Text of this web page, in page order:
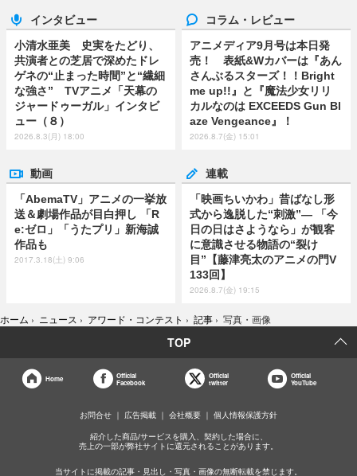
インタビュー
小清水亜美 史実をたどり、
共演者との芝居で深めたドレ
ゲネの“止まった時間”と“繊細
な強さ” TVアニメ「天幕の
ジャードゥーガル」インタビ
ュー（８）
2026.8.3(月) 18:00
コラム・レビュー
アニメディア9月号は本日発
売！ 表紙&Wカバーは『あん
さんぶるスターズ！！Bright
me up!!』と『魔法少女リリ
カルなのは EXCEEDS Gun Bl
aze Vengeance』！
2026.8.7(金) 15:01
動画
「AbemaTV」アニメの一挙放
送＆劇場作品が目白押し 「R
e:ゼロ」「うたプリ」新海誠
作品も
2017.3.18(土) 9:06
連載
「映画ちいかわ」昔ばなし形
式から逸脱した“刺激”― 「今
日の日はさようなら」が観客
に意識させる物語の“裂け
目”【藤津亮太のアニメの門V
133回】
2026.8.7(金) 19:15
ホーム › ニュース › アワード・コンテスト › 記事 › 写真・画像
TOP
Home
Official
Facebook
Official
twitter
Official
YouTube
お問合せ 広告掲載 会社概要 個人情報保護方針
紹介した商品/サービスを購入、契約した場合に、
売上の一部が弊社サイトに還元されることがあります。
当サイトに掲載の記事・見出し・写真・画像の無断転載を禁じます。